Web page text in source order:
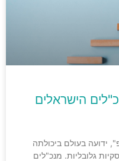
הישראלים
ידועה בעולם ביכולתה
גלובליות. מנכ"לים